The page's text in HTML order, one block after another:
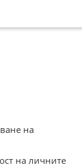
на
на личните